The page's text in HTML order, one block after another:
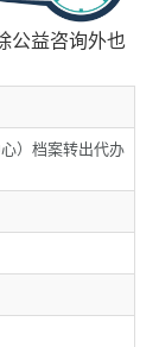
公益咨询外也
）档案转出代办